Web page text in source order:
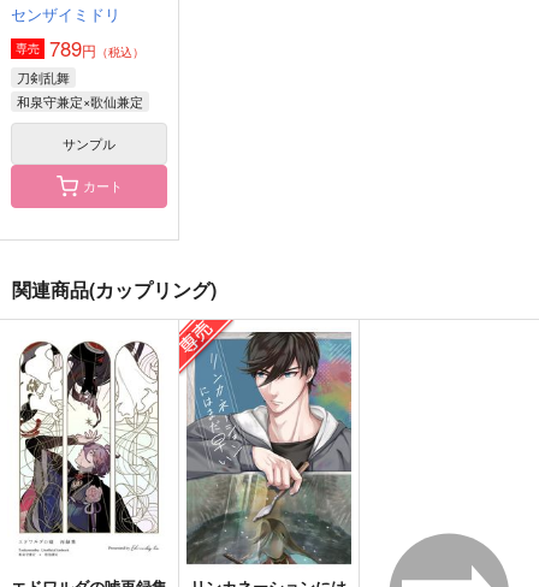
歌仙兼定はだいたい厨
茶碗飯
2,200円（税込）
オールキャラ
サンプル
作品詳細
茶碗飯
1,980円（税込）
歌仙兼定
サンプル
作品詳細
1,729円（税込）
センザイミドリ
専売 789円 （税込）
刀剣乱舞
和泉守兼定×歌仙兼定
サンプル
カート
関連商品(カップリング)